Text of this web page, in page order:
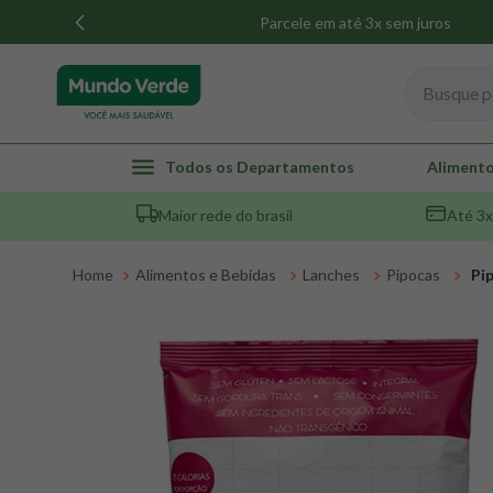
Parcele em até 3x sem juros
Todos os Departamentos
Maior rede do brasil Até
Alimentos e Bebidas Lanches Pipocas
TERMOS MAIS BUSCADOS
1º whey
2º creatina
6º omega 3
º maca peruana
9º psyllium